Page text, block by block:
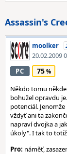
Assassin's
moolker
20.02.2009
PC 75
Někdo tomu někde
bohužel opravdu
potenciál.
vždyť ani ta
napraví dvojka a
úkoly". I tak to
Pro: náměť,